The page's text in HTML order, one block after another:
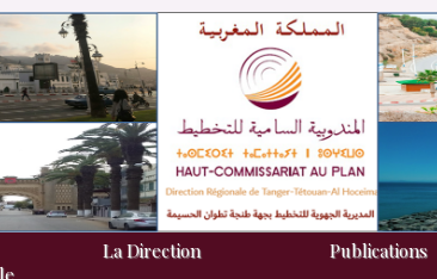
La Direction
La Direction Publications
Publications